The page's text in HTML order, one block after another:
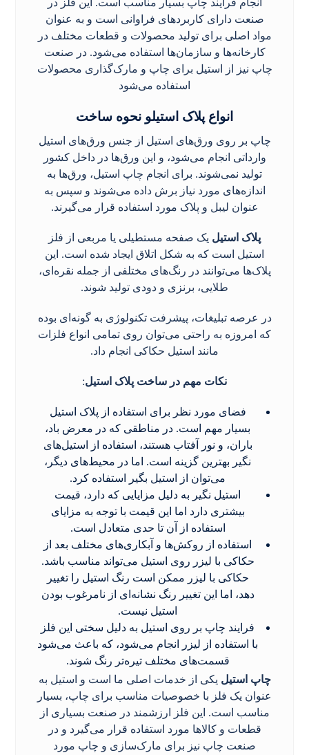
انجام فرآیند چاپ بسیار مناسب است. این فلز در
صنعت دارای کاربردهای فراوانی است و به عنوان
مواد اصلی برای تولید محصولات و قطعات مختلف در
کارخانه‌ها و سازمان‌ها استفاده می‌شود. در صنعت
چاپ نیز از استیل برای چاپ و مارک‌گذاری محصولات
استفاده می‌شود
انواع پلاک استیلو نحوه ساخت
چاپ بر روی ورق‌های استیل از جنس ورق‌های استیل
وارداتی انجام می‌شود، و این ورق‌ها در داخل کشور
تولید نمی‌شوند. برای انجام چاپ استیل، ورق‌ها به
اندازه‌های مورد نیاز برش داده می‌شوند و سپس به
عنوان لیبل و پلاک مورد استفاده قرار می‌گیرند.
پلاک استیل یک صفحه مستطیلی یا مربعی از فلز
استیل است که به شکل اتلاق ایجاد شده است. این
پلاک‌ها می‌توانند در رنگ‌های مختلفی از جمله نقره‌ای،
طلایی، برنزی و دودی تولید شوند.
در عرصه تبلیغات، پیشرفت تکنولوژی به گونه‌ای بوده
که امروزه به راحتی می‌توان روی تمامی انواع فلزات
مانند استیل حکاکی انجام داد.
نکات مهم در ساخت پلاک استیل:
فضای مورد نظر برای استفاده از پلاک استیل
بسیار مهم است. در مناطقی که در معرض باد،
باران، و نور آفتاب هستند، استفاده از استیل‌های
نگیر بهترین گزینه است. اما در محیط‌های دیگر،
می‌توان از استیل بگیر استفاده کرد.
استیل نگیر به دلیل مزایایی که دارد، قیمت
بیشتری دارد اما این قیمت با توجه به مزایای
استفاده از آن تا حدی متعادل است.
استفاده از روکش‌ها و آبکاری‌های مختلف بعد از
حکاکی با لیزر روی استیل می‌تواند مناسب باشد.
حکاکی با لیزر ممکن است رنگ استیل را تغییر
دهد، اما این تغییر رنگ نشانه‌ای از نامرغوب بودن
استیل نیست.
فرایند چاپ بر روی استیل به دلیل سختی این فلز
با استفاده از لیزر انجام می‌شود، که باعث می‌شود
قسمت‌های مختلف تیره‌تر رنگ شوند.
چاپ استیل یکی از خدمات اصلی ما است و استیل به
عنوان یک فلز با خصوصیات مناسب برای چاپ، بسیار
مناسب است. این فلز ارزشمند در صنعت بسیاری از
قطعات و کالاها مورد استفاده قرار می‌گیرد و در
صنعت چاپ نیز برای مارک‌سازی و چاپ مورد